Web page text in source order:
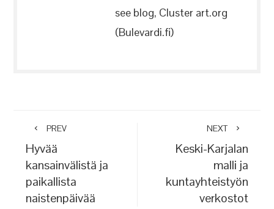
see blog, Cluster art.org
(Bulevardi.fi)
PREV
Hyvää
kansainvälistä ja
paikallista
naistenpäivää
NEXT
Keski-Karjalan
malli ja
kuntayhteistyön
verkostot